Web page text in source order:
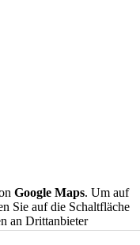
Google Maps. Um auf
Sie auf die Schaltfläche
an Drittanbieter